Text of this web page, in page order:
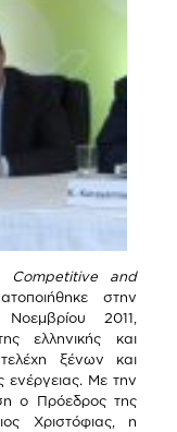
Competitive and
στην
2011,
ελληνικής και
ξένων και
ενέργειας. Με την
ο Πρόεδρος της
Χριστόφιας, η